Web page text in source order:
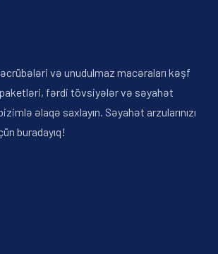
və unudulmaz macəraları kəşf
fərdi tövsiyələr və səyahət
əlaqə saxlayın. Səyahət arzularınızı
buradayıq!